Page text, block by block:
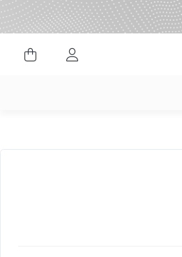
ورود کاربران